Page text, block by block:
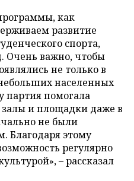
как
развитие
спорта,
Очень важно, чтобы
не только в
населенных
партия помогала
залы и площадки даже в
не были
Благодаря этому
регулярно
– рассказал